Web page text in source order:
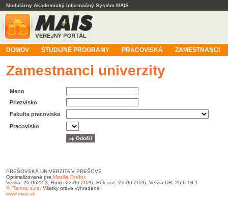
Modulárny Akademický Informačný Systém MAIS
DOMOV ŠTUDIJNÉ PROGRAMY PRACOVISKÁ ZAMESTNANCI
Zamestnanci univerzity
Meno
Priezvisko
Fakulta pracoviska
Pracovisko
PREŠOVSKÁ UNIVERZITA V PREŠOVE
Optimalizované pre Mozilla Firefox
Verzia: 26.0622.3, Build: 22.06.2026, Release: 22.06.2026, Verzia DB: 26.6.18.1
© ITernal, s.r.o. Všetky práva vyhradené
www.mais.sk